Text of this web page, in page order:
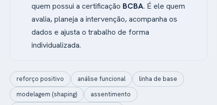
quem possui a certificação BCBA. É ele quem
avalia, planeja a intervenção, acompanha os
dados e ajusta o trabalho de forma
individualizada.
reforço positivo análise funcional
linha de base
modelagem (shaping)
assentimento